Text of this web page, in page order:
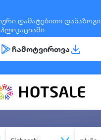
დამატებითი დანაზოგი
ჩამოტვირთვა